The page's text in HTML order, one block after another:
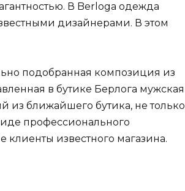
В Berloga одежда
дизайнерами. В этом
подобранная композиция из
в бутике Берлога мужская
ближайшего бутика, не только
профессионального
известного магазина.